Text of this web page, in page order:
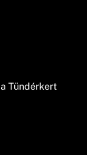
Tündérkert